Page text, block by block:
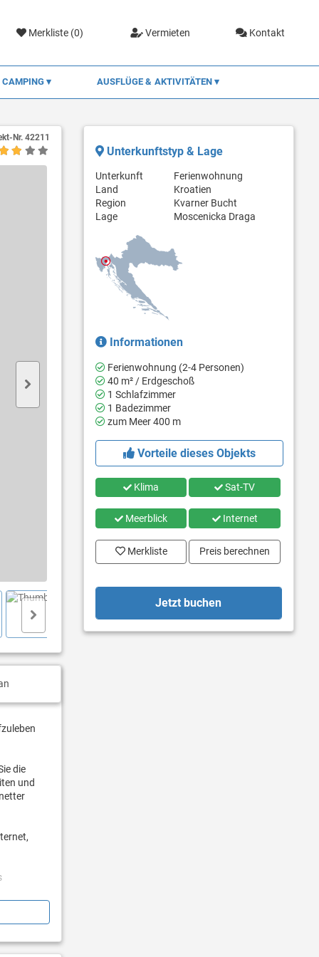
Merkliste (0) Vermieten Kontakt
CAMPING AUSFLÜGE & AKTIVITÄTEN
Nr. 42211
die
und
Unterkunftstyp & Lage
Unterkunft
Ferienwohnung
Land
Kroatien
Region
Kvarner Bucht
Lage
Moscenicka Draga
Informationen
Ferienwohnung (2-4 Personen)
40 m² / Erdgeschoß
1 Schlafzimmer
1 Badezimmer
zum Meer 400 m
Vorteile dieses Objekts
Klima Sat-TV
Meerblick Internet
Merkliste Preis berechnen
Jetzt buchen